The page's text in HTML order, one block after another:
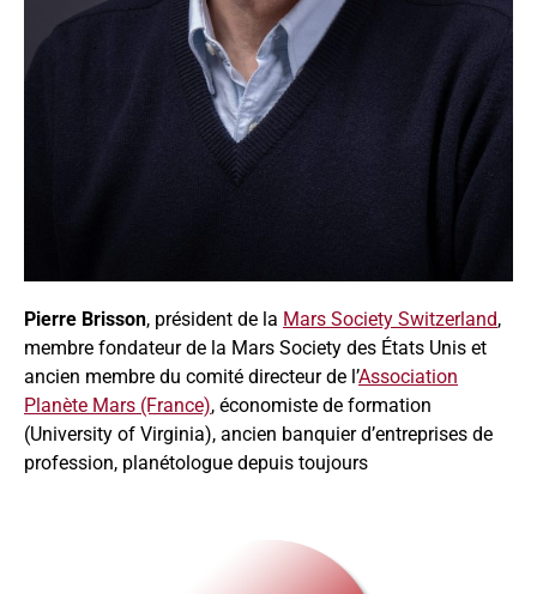
Pierre Brisson, président de la Mars Society Switzerland,
membre fondateur de la Mars Society des États Unis et
ancien membre du comité directeur de l’Association
Planète Mars (France), économiste de formation
(University of Virginia), ancien banquier d’entreprises de
profession, planétologue depuis toujours